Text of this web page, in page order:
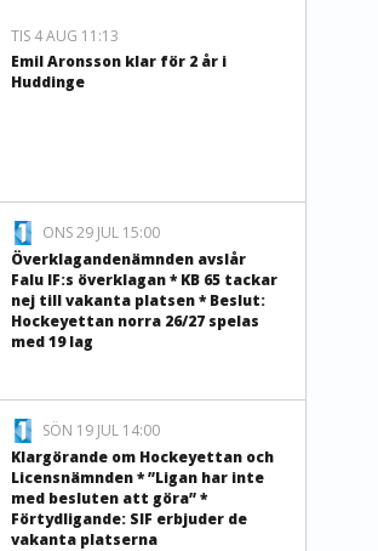
TIS 4 AUG 11:13
Emil Aronsson klar för 2 år i
Huddinge
ONS 29 JUL 15:00
Överklagandenämnden avslår
Falu IF:s överklagan * KB 65 tackar
nej till vakanta platsen * Beslut:
Hockeyettan norra 26/27 spelas
med 19 lag
SÖN 19 JUL 14:00
Klargörande om Hockeyettan och
Licensnämnden * ”Ligan har inte
med besluten att göra” *
Förtydligande: SIF erbjuder de
vakanta platserna